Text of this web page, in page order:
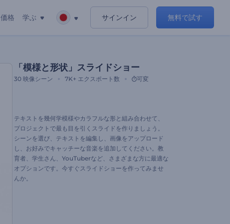
価格 学ぶ サインイン 無料で試す
「模様と形状」スライドショー
30 映像シーン 7K+ エクスポート数 可変
テキストを幾何学模様やカラフルな形と組み合わせて、
プロジェクトで最も目を引くスライドを作りましょう。
シーンを選び、テキストを編集し、画像をアップロード
し、お好みでキャッチーな音楽を追加してください。教
育者、学生さん、YouTuberなど、さまざまな方に最適な
オプションです。今すぐスライドショーを作ってみませ
んか。